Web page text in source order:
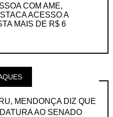
COM AME,
ACESSO A
MAIS DE R$ 6
MENDONÇA DIZ QUE
AO SENADO